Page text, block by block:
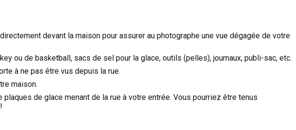
devant la maison pour assurer au photographe une vue dégagée de votre
ou de basketball, sacs de sel pour la glace, outils (pelles), journaux, publi-sac, etc.
à ne pas être vus depuis la rue.
maison.
de glace menant de la rue à votre entrée. Vous pourriez être tenus